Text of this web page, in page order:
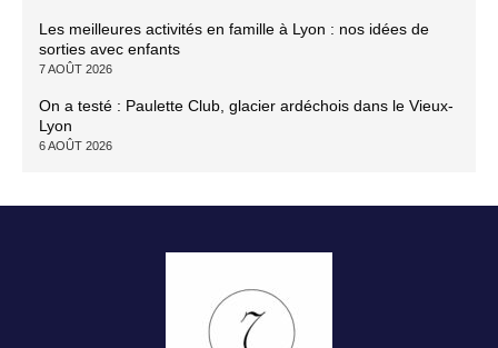
Les meilleures activités en famille à Lyon : nos idées de
sorties avec enfants
7 AOÛT 2026
On a testé : Paulette Club, glacier ardéchois dans le Vieux-
Lyon
6 AOÛT 2026